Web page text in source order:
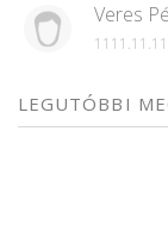
Veres
1111.11.11
LEGUTÓBBI